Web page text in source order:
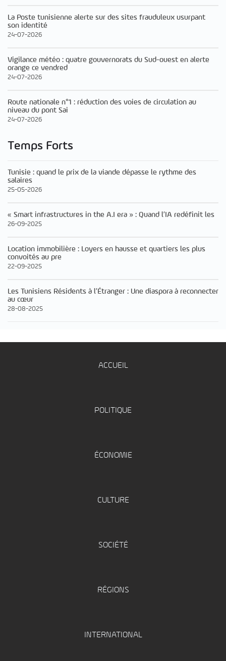
La Poste tunisienne alerte sur des sites frauduleux usurpant
son identité
24-07-2026
Vigilance météo : quatre gouvernorats du Sud-ouest en alerte
orange ce vendred
24-07-2026
Route nationale n°1 : réduction des voies de circulation au
niveau du pont Sai
24-07-2026
Temps Forts
Tunisie : quand le prix de la viande dépasse le rythme des
salaires
25-05-2026
« Smart infrastructures in the A.I era » : Quand l’IA redéfinit les
26-09-2025
Location immobilière : Loyers en hausse et quartiers les plus
convoités au pre
22-09-2025
Les Tunisiens Résidents à l’Étranger : Une diaspora à reconnecter
au cœur
28-08-2025
ACCUEIL
POLITIQUE
ÉCONOMIE
CULTURE
SOCIÉTÉ
RÉGIONS
INTERNATIONAL